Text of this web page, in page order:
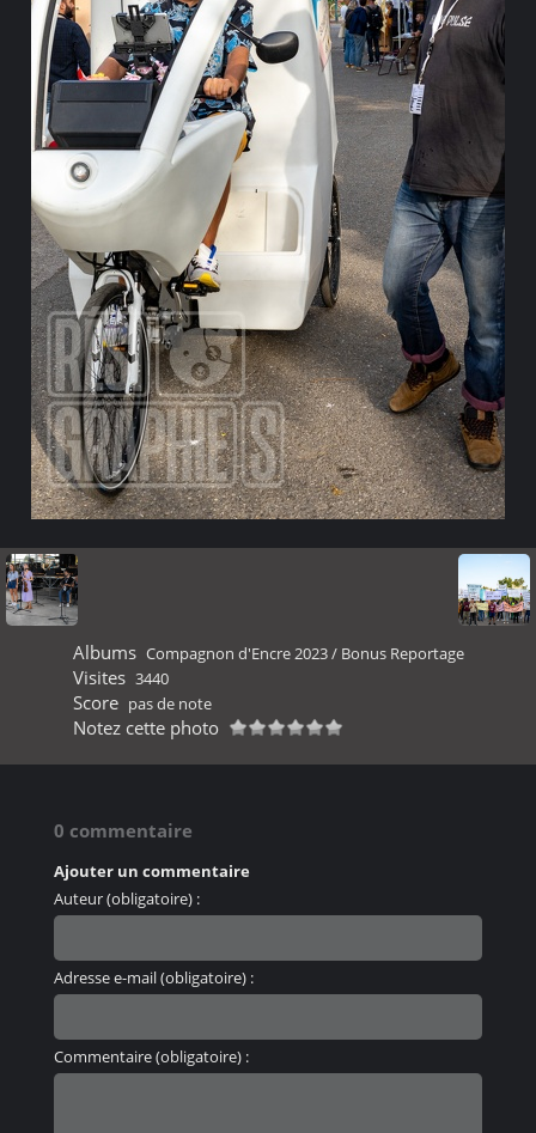
Albums Compagnon d'Encre 2023/ Bonus Reportage
Visites 3440
Score pas de note
Notez cette photo
0 commentaire
Ajouter un commentaire
Auteur (obligatoire) :
Adresse e-mail (obligatoire) :
Commentaire (obligatoire) :